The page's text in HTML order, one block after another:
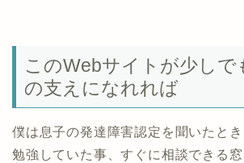
このWebサイトが少しで
の支えになれれば
僕は息子の発達障害認定を聞いたと
勉強していた事、すぐに相談できる